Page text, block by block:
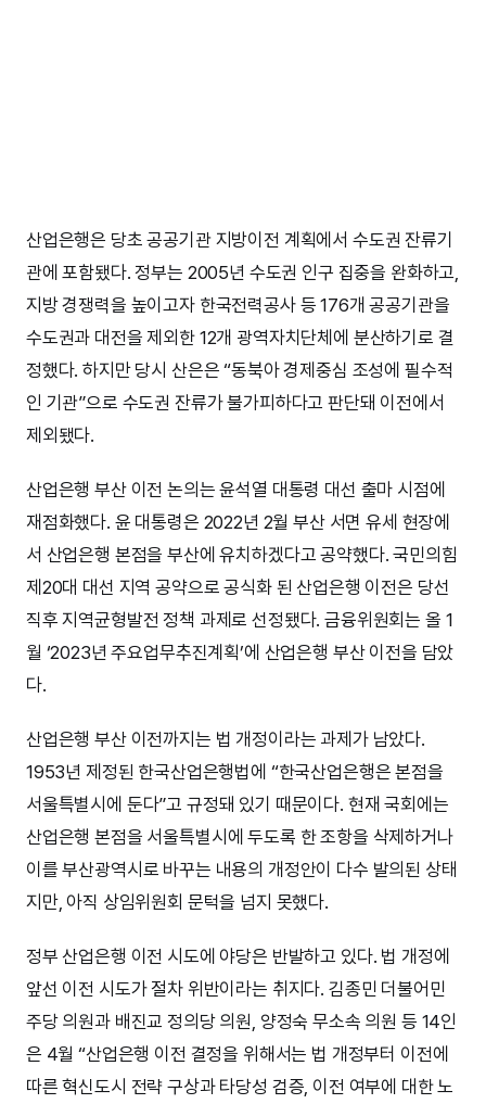
산업은행은 당초 공공기관 지방이전 계획에서 수도권 잔류기
관에 포함됐다. 정부는 2005년 수도권 인구 집중을 완화하고,
지방 경쟁력을 높이고자 한국전력공사 등 176개 공공기관을
수도권과 대전을 제외한 12개 광역자치단체에 분산하기로 결
정했다. 하지만 당시 산은은 “동북아 경제중심 조성에 필수적
인 기관”으로 수도권 잔류가 불가피하다고 판단돼 이전에서
제외됐다.
산업은행 부산 이전 논의는 윤석열 대통령 대선 출마 시점에
재점화했다. 윤 대통령은 2022년 2월 부산 서면 유세 현장에
서 산업은행 본점을 부산에 유치하겠다고 공약했다. 국민의힘
제20대 대선 지역 공약으로 공식화 된 산업은행 이전은 당선
직후 지역균형발전 정책 과제로 선정됐다. 금융위원회는 올 1
월 ‘2023년 주요업무추진계획’에 산업은행 부산 이전을 담았
다.
산업은행 부산 이전까지는 법 개정이라는 과제가 남았다.
1953년 제정된 한국산업은행법에 “한국산업은행은 본점을
서울특별시에 둔다”고 규정돼 있기 때문이다. 현재 국회에는
산업은행 본점을 서울특별시에 두도록 한 조항을 삭제하거나
이를 부산광역시로 바꾸는 내용의 개정안이 다수 발의된 상태
지만, 아직 상임위원회 문턱을 넘지 못했다.
정부 산업은행 이전 시도에 야당은 반발하고 있다. 법 개정에
앞선 이전 시도가 절차 위반이라는 취지다. 김종민 더불어민
주당 의원과 배진교 정의당 의원, 양정숙 무소속 의원 등 14인
은 4월 “산업은행 이전 결정을 위해서는 법 개정부터 이전에
따른 혁신도시 전략 구상과 타당성 검증, 이전 여부에 대한 노